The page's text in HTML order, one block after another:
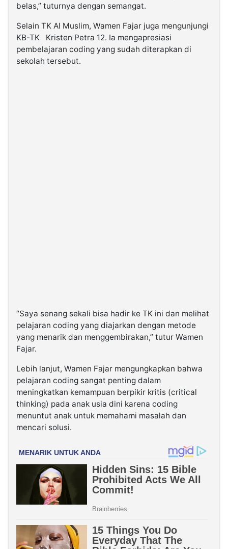
belas,” tuturnya dengan semangat.
Selain TK Al Muslim, Wamen Fajar juga mengunjungi
KB-TK Kristen Petra 12. Ia mengapresiasi
pembelajaran coding yang sudah diterapkan di
sekolah tersebut.
“Saya senang sekali bisa hadir ke TK ini dan melihat
pelajaran coding yang diajarkan dengan metode
yang menarik dan menggembirakan,” tutur Wamen
Fajar.
Lebih lanjut, Wamen Fajar mengungkapkan bahwa
pelajaran coding sangat penting dalam
meningkatkan kemampuan berpikir kritis (critical
thinking) pada anak usia dini karena coding
menuntut anak untuk memahami masalah dan
mencari solusi.